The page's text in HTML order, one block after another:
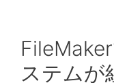
ステムが